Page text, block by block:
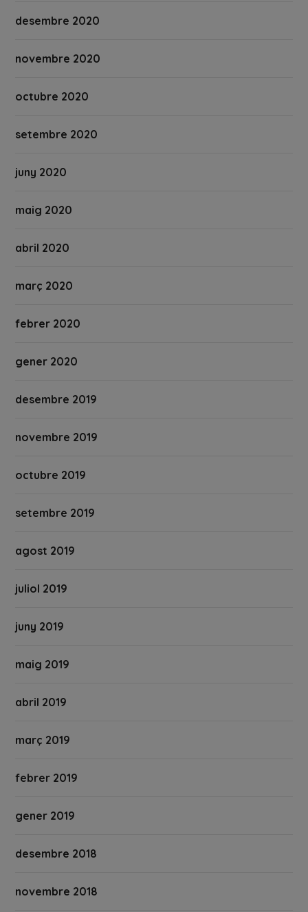
desembre 2020
novembre 2020
octubre 2020
setembre 2020
juny 2020
maig 2020
abril 2020
març 2020
febrer 2020
gener 2020
desembre 2019
novembre 2019
octubre 2019
setembre 2019
agost 2019
juliol 2019
juny 2019
maig 2019
abril 2019
març 2019
febrer 2019
gener 2019
desembre 2018
novembre 2018